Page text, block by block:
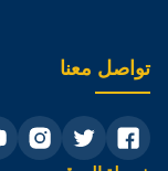
تواصل معنا